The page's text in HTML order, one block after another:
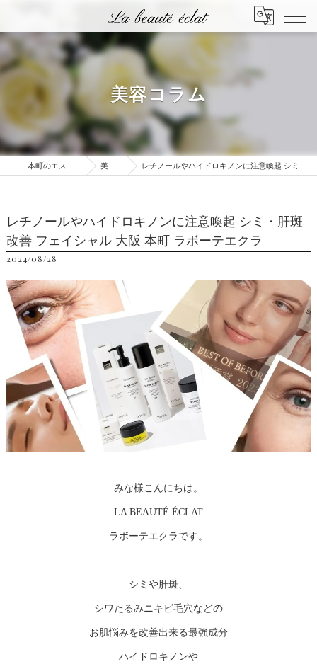
美容コラム
美容コラム レチノールやハイドロキノンに注意喚起 シミ・肝斑改善 フェイシャル 大阪 本町 ラボーテエクラ
レチノールやハイドロキノンに注意喚起 シミ・肝斑
改善 フェイシャル 大阪 本町 ラボーテエクラ
2024/08/28
みな様こんにちは。
LA BEAUTÉ ÉCLAT
ラボーテエクラです。
シミや肝斑、
シワたるみニキビ毛穴などの
お肌悩みを改善出来る最強成分
ハイドロキノンや